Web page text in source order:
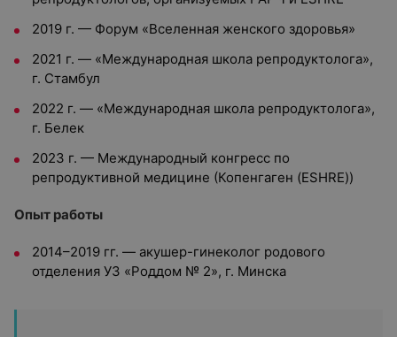
2019 г. — Форум «Вселенная женского здоровья»
2021 г. — «Международная школа репродуктолога»,
г. Стамбул
2022 г. — «Международная школа репродуктолога»,
г. Белек
2023 г. — Международный конгресс по
репродуктивной медицине (Копенгаген (ESHRE))
Опыт работы
2014–2019 гг. — акушер-гинеколог родового
отделения УЗ «Роддом № 2», г. Минска